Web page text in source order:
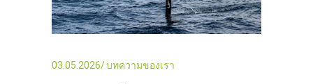
03.05.2026 บทความของเรา